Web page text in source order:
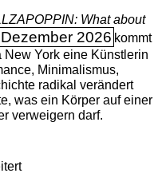
What about
2026 kommt
New York eine Künstlerin
Minimalismus,
radikal verändert
was ein Körper auf einer
verweigern darf.